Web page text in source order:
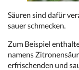
Säuren sind dafür
sauer schmecken.
Zum Beispiel
namens
erfrischenden und